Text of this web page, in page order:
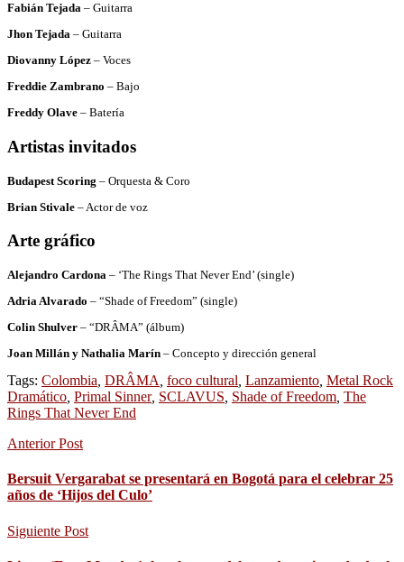
Fabián Tejada – Guitarra
Jhon Tejada – Guitarra
Diovanny López – Voces
Freddie Zambrano – Bajo
Freddy Olave – Batería
Artistas invitados
Budapest Scoring – Orquesta & Coro
Brian Stivale – Actor de voz
Arte gráfico
Alejandro Cardona – ‘The Rings That Never End’ (single)
Adria Alvarado – “Shade of Freedom” (single)
Colin Shulver – “DRÂMA” (álbum)
Joan Millán y Nathalia Marín – Concepto y dirección general
Tags: Colombia DRÂMA foco cultural Lanzamiento Metal Rock
Dramático Primal Sinner, SCLAVUS Shade of Freedom The
Rings That Never End
Anterior Post
Bersuit Vergarabat se presentará en Bogotá para el celebrar 25
años de ‘Hijos del Culo’
Siguiente Post